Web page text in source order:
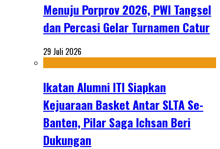
Menuju Porprov 2026, PWI Tangsel
dan Percasi Gelar Turnamen Catur
29 Juli 2026
Ikatan Alumni ITI Siapkan
Kejuaraan Basket Antar SLTA Se-
Banten, Pilar Saga Ichsan Beri
Dukungan